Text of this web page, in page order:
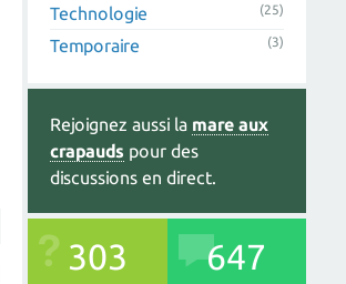
Technologie (25)
Temporaire (3)
Rejoignez aussi la mare aux
crapauds pour des
discussions en direct.
303 647